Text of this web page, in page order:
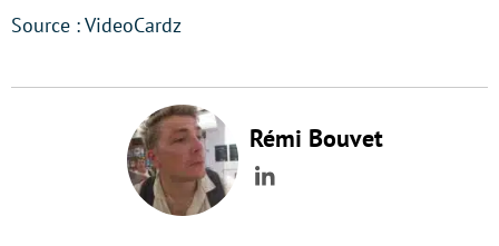
Source : VideoCardz
Rémi Bouvet
LinkedIn